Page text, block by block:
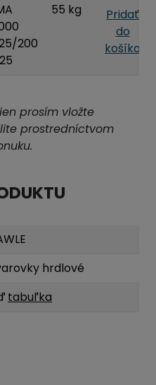
200
55 kg
Pridať
do
košíka
prosím vložte
prostredníctvom
hrdlové
tabuľka